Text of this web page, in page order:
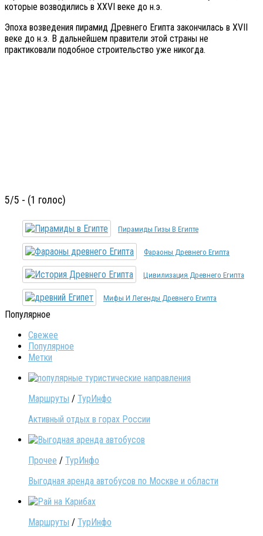
которые возводились в XXVI веке до н.э.
Эпоха возведения пирамид Древнего Египта закончилась в XVII
веке до н.э. В дальнейшем правители этой страны не
практиковали подобное строительство уже никогда.
5/5 - (1 голос)
Пирамиды Гизы В Египте
Фараоны Древнего Египта
Цивилизация Древнего Египта
Мифы И Легенды Древнего Египта
Популярное
Свежее
Популярное
Метки
Маршруты / ТурИнфо
Активный отдых в горах России
Прочее / ТурИнфо
Выгодная аренда автобусов по Москве и области
Маршруты / ТурИнфо